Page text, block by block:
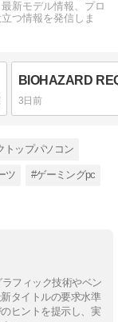
新モデル情報、プロ
つ情報を発信しま
3日前
トップパソコン
ツ #ゲーミングpc
フィック技術やベン
タイトルの要求水準
ヒントを提示し、実